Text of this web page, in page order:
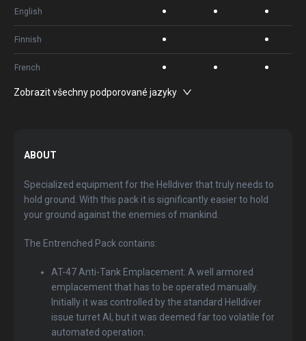
English
Finnish
French
Zobrazit všechny podporované jazyky
ABOUT
Specialized equipment for the Helldiver that truly needs to
hold ground. With this pack it is significantly easier to hold
your ground against the enemies of mankind.
The Entrenched Pack contains:
AT-47 Anti-Tank Emplacement: A well armored
emplacement that has to be operated manually.
Initially it was controlled by the standard Helldiver
issue turret AI, but it was deemed far too volatile for
automated operation.